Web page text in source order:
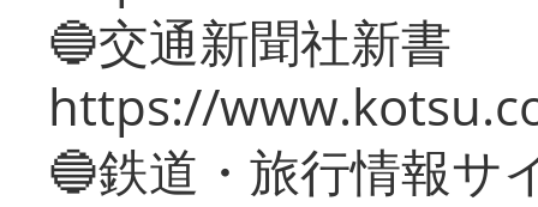
🔵交通新聞社新書
https://
🔵鉄道・旅行情報サ